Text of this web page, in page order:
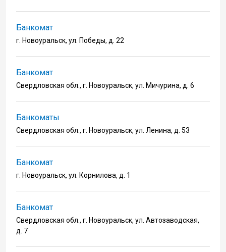
Банкомат
г. Новоуральск, ул. Победы, д. 22
Банкомат
Свердловская обл., г. Новоуральск, ул. Мичурина, д. 6
Банкоматы
Свердловская обл., г. Новоуральск, ул. Ленина, д. 53
Банкомат
г. Новоуральск, ул. Корнилова, д. 1
Банкомат
Свердловская обл., г. Новоуральск, ул. Автозаводская,
д. 7